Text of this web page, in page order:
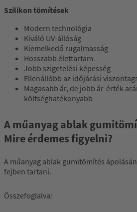
Szilikon tömítések
Modern technológia
Kiváló UV-állóság
Kiemelkedő rugalmasság
Hosszabb élettartam
Jobb szigetelési képesség
Ellenállóbb az időjárási
Magasabb ár, de jobb ár-érték
költséghatékonyabb
A műanyag ablak
Mire érdemes figyelni?
A műanyag ablak gumitömítés
fejben tartani.
Összefoglalva: